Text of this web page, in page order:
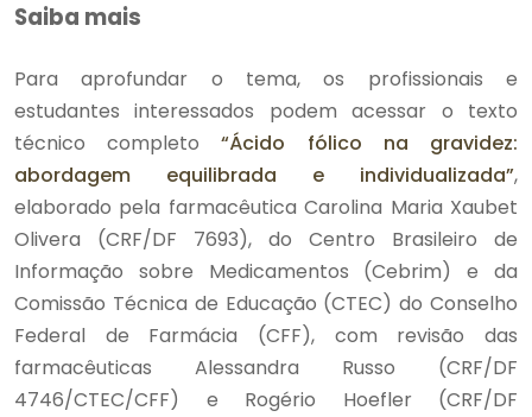
Saiba mais
Para aprofundar o tema, os profissionais e
estudantes interessados podem acessar o texto
técnico completo“Ácido fólico na gravidez:
abordagem equilibrada e individualizada”,
elaborado pela farmacêutica Carolina Maria Xaubet
Olivera (CRF/DF 7693), do Centro Brasileiro de
Informação sobre Medicamentos (Cebrim) e da
Comissão Técnica de Educação (CTEC) do Conselho
Federal de Farmácia (CFF), com revisão das
farmacêuticas Alessandra Russo (CRF/DF
4746/CTEC/CFF) e Rogério Hoefler (CRF/DF